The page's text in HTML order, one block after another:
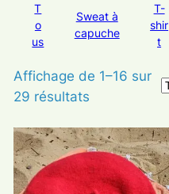
T
o
us
Sweat à
capuche
T-
shir
t
Affichage de 1–16 sur
29 résultats